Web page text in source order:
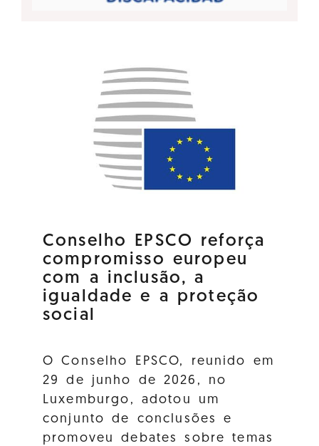
Conselho EPSCO reforça
compromisso europeu
com a inclusão, a
igualdade e a proteção
social
O Conselho EPSCO, reunido em
29 de junho de 2026, no
Luxemburgo, adotou um
conjunto de conclusões e
promoveu debates sobre temas